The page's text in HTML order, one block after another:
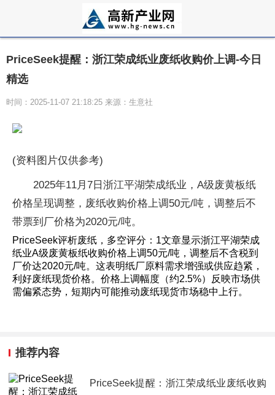
PriceSeek提醒：浙江荣成纸业废纸收购价上调-今日
精选
时间：2025-11-07 21:18:25 来源：生意社
(资料图片仅供参考)
2025年11月7日浙江平湖荣成纸业，A级废黄板纸
价格呈现调整，废纸收购价格上调50元/吨，调整后不
带票到厂价格为2020元/吨。
PriceSeek评析废纸，多空评分：1文章显示浙江平湖荣成
纸业A级废黄板纸收购价格上调50元/吨，调整后不含税到
厂价达2020元/吨。这表明纸厂原料需求增强或供应趋紧，
利好废纸现货价格。价格上调幅度（约2.5%）反映市场供
需偏紧态势，短期内可能推动废纸现货市场稳中上行。
推荐内容
PriceSeek提醒：浙江荣成纸业废纸收购